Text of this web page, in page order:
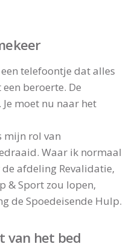
telefoontje dat alles
een beroerte. De
moet nu naar het
mijn rol van
Waar ik normaal
afdeling Revalidatie,
& Sport zou lopen,
de Spoedeisende Hulp.
van het bed